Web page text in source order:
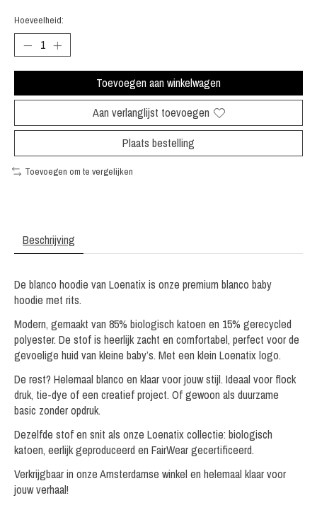
Hoeveelheid:
Toevoegen aan winkelwagen
Aan verlanglijst toevoegen
Plaats bestelling
Toevoegen om te vergelijken
Beschrijving
De blanco hoodie van Loenatix is onze premium blanco baby
hoodie met rits.
Modern, gemaakt van 85% biologisch katoen en 15% gerecycled
polyester. De stof is heerlijk zacht en comfortabel, perfect voor de
gevoelige huid van kleine baby’s. Met een klein Loenatix logo.
De rest? Helemaal blanco en klaar voor jouw stijl. Ideaal voor flock
druk, tie-dye of een creatief project. Of gewoon als duurzame
basic zonder opdruk.
Dezelfde stof en snit als onze Loenatix collectie: biologisch
katoen, eerlijk geproduceerd en FairWear gecertificeerd.
Verkrijgbaar in onze Amsterdamse winkel en helemaal klaar voor
jouw verhaal!